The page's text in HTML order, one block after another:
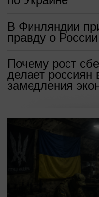
В Финляндии
правду о России
Почему рост
делает россиян
замедления